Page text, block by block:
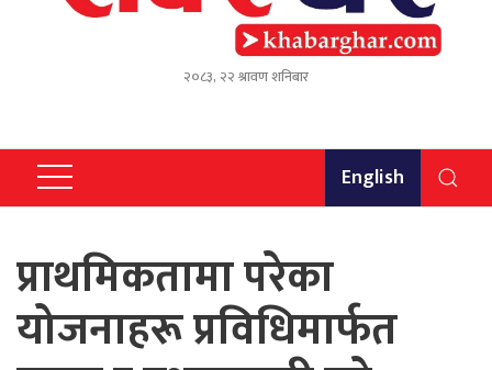
२०८३, २२ श्रावण शनिबार
English
प्राथमिकतामा परेका
योजनाहरू प्रविधिमार्फत